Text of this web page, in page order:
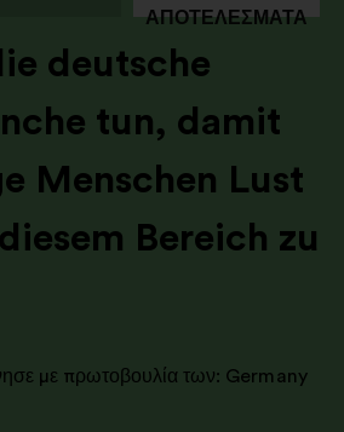
ΑΠΟΤΕΛΈΣΜΑΤΑ
deutsche
tun, damit
Menschen Lust
Bereich zu
με πρωτοβουλία των: Germany